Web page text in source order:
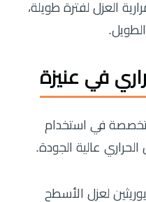
العزل لفترة طويلة،
في عنيزة
في استخدام
عالية الجودة.
لعزل الأسطح